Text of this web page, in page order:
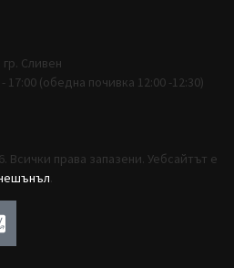
Сливен
(обедна почивка 12:00 -12:30)
Всички права запазени. Уебсайтът е
.